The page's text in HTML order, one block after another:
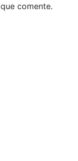
comente.